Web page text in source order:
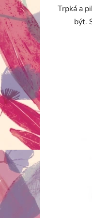
Trpká a
být.